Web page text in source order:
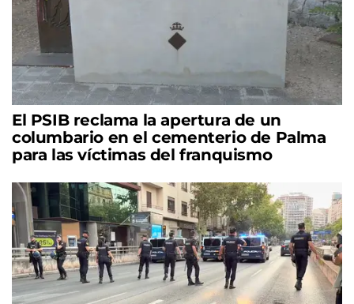
El PSIB reclama la apertura de un
columbario en el cementerio de Palma
para las víctimas del franquismo